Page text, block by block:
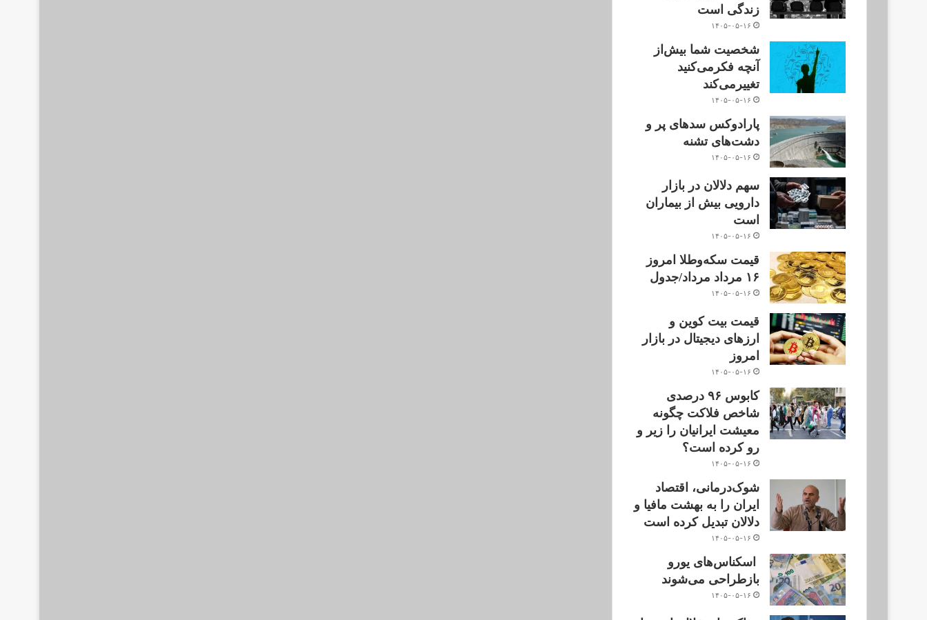
زندگی است
۱۴۰۵-۰۵-۱۶
شخصیت شما بیش‌از
آنچه فکر‌می‌کنید
تغییر‌می‌کند
۱۴۰۵-۰۵-۱۶
پارادوکس سدهای پر و
دشت‌های تشنه
۱۴۰۵-۰۵-۱۶
سهم دلالان در بازار
دارویی بیش از بیماران
است
۱۴۰۵-۰۵-۱۶
قیمت سکه‌و‌طلا‌ امروز
۱۶ مرداد مرداد/جدول
۱۴۰۵-۰۵-۱۶
قیمت بیت کوین و
ارز‌های دیجیتال در بازار
امروز
۱۴۰۵-۰۵-۱۶
کابوس ۹۶ درصدی
شاخص فلاکت چگونه
معیشت ایرانیان را زیر و
رو کرده است؟
۱۴۰۵-۰۵-۱۶
شوک‌درمانی، اقتصاد
ایران را به بهشت مافیا و
دلالان تبدیل کرده است
۱۴۰۵-۰۵-۱۶
اسکناس‌های یورو
بازطراحی می‌شوند
۱۴۰۵-۰۵-۱۶